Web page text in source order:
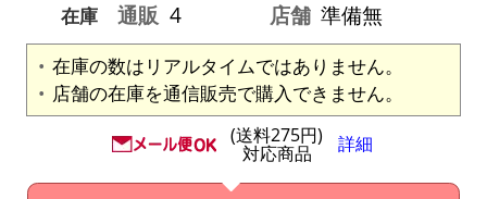
在庫
通販 4 店舗 準備無
在庫の数はリアルタイムではありません。
店舗の在庫を通信販売で購入できません。
(送料275円)
対応商品 詳細